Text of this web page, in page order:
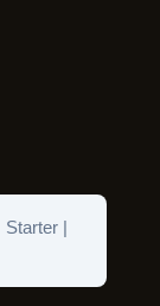
Starter |